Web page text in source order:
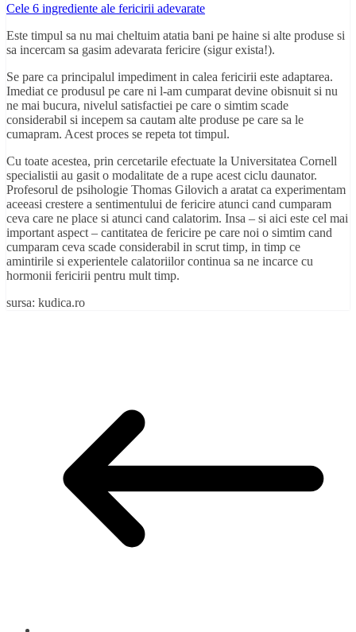
Cele 6 ingrediente ale fericirii adevarate
Este timpul sa nu mai cheltuim atatia bani pe haine si alte produse si
sa incercam sa gasim adevarata fericire (sigur exista!).
Se pare ca principalul impediment in calea fericirii este adaptarea.
Imediat ce produsul pe care ni l-am cumparat devine obisnuit si nu
ne mai bucura, nivelul satisfactiei pe care o simtim scade
considerabil si incepem sa cautam alte produse pe care sa le
cumapram. Acest proces se repeta tot timpul.
Cu toate acestea, prin cercetarile efectuate la Universitatea Cornell
specialistii au gasit o modalitate de a rupe acest ciclu daunator.
Profesorul de psihologie Thomas Gilovich a aratat ca experimentam
aceeasi crestere a sentimentului de fericire atunci cand cumparam
ceva care ne place si atunci cand calatorim. Insa – si aici este cel mai
important aspect – cantitatea de fericire pe care noi o simtim cand
cumparam ceva scade considerabil in scrut timp, in timp ce
amintirile si experientele calatoriilor continua sa ne incarce cu
hormonii fericirii pentru mult timp.
sursa: kudica.ro